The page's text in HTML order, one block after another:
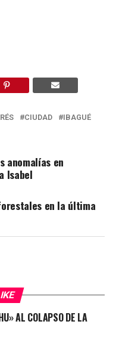
CIUDAD
IBAGUÉ
anomalías en
Isabel
en la última
AL COLAPSO DE LA